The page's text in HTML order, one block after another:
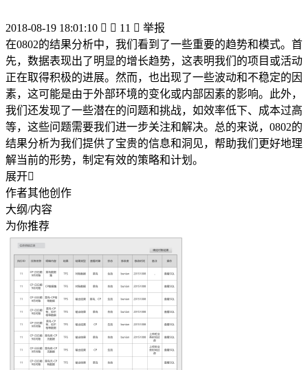
2018-08-19 18:01:10   11  举报
在0802的结果分析中，我们看到了一些重要的趋势和模式。首
先，数据表现出了明显的增长趋势，这表明我们的项目或活动
正在取得积极的进展。然而，也出现了一些波动和不稳定的因
素，这可能是由于外部环境的变化或内部因素的影响。此外，
我们还发现了一些潜在的问题和挑战，如效率低下、成本过高
等，这些问题需要我们进一步关注和解决。总的来说，0802的
结果分析为我们提供了宝贵的信息和洞见，帮助我们更好地理
解当前的形势，制定有效的策略和计划。
展开
作者其他创作
大纲/内容
为你推荐